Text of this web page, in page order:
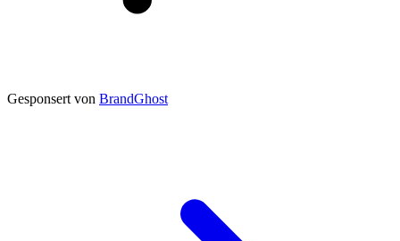
Gesponsert von BrandGhost